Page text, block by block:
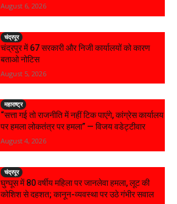
August 6, 2026
चंद्रपूर
चंद्रपुर में 67 सरकारी और निजी कार्यालयों को कारण
बताओ नोटिस
August 5, 2026
महाराष्ट्र
“सत्ता गई तो राजनीति में नहीं टिक पाएंगे, कांग्रेस कार्यालय
पर हमला लोकतंत्र पर हमला” — विजय वडेट्टीवार
August 4, 2026
चंद्रपूर
घुग्घूस में 80 वर्षीय महिला पर जानलेवा हमला, लूट की
कोशिश से दहशत; कानून-व्यवस्था पर उठे गंभीर सवाल